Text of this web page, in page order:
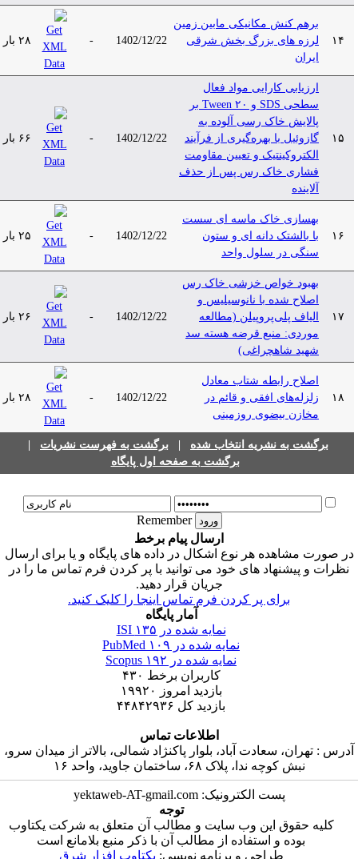
۱۴
برهم کنش مکانیکی مابین زمین
لرزه های بزرگ بخش شرقی
ایران
1402/12/22 ۲۸ بار
۱۵
ارزیابی کارایی مواد فعال
سطحی SDS و Tween ۲۰ بر
پالایش خاک رسی آلوده به
گازوئیل با بهره‌گیری از فرآیند
الکتروکینتیک و تعیین مقاومت
فشاری خاک رس پس از حذف
آلاینده
1402/12/22 ۶۶ بار
۱۶
بهسازی خاک ماسه ای سست
با بالشتک دانه ای و ستون
سنگی در سلول واحد
1402/12/22 ۲۵ بار
۱۷
بهبود خواص خزشی خاک رس
اصلاح شده با نانوسیلیس و
الیاف پلی‌پروپیلن (مطالعه
موردی: منبع قرضه هسته‌ سد
شهید شاهچراغی)
1402/12/22 ۲۶ بار
۱۸
اصلاح رابطه شتاب معادل
زلزله‌های افقی و قائم در
مخازن بیضوی روزمینی
1402/12/22 ۲۸ بار
برگشت به نشریه انتخاب شده| برگشت به فهرست نشریات|
برگشت به صفحه اول پایگاه
Remember
ارسال پیام برخط
صورت مشاهده هر نوع اشکال در داده های پایگاه و یا برای ارسال
نظرات و پیشنهاد های خود می توانید با پر کردن فرم تماس ما را در
جریان قرار دهید.
برای پر کردن فرم تماس اینجا را کلیک کنید.
آمار پایگاه
نمایه شده در ISI۱۳۵
نمایه شده در PubMed۱۰۹
نمایه شده در Scopus۱۹۲
کاربران برخط۴۳۰
بازدید امروز۱۹۹۲۰
بازدید کل ۴۴۸۴۲۹۳۶
اطلاعات تماس
: تهران، سعادت آباد، بلوار پاکنژاد شمالی، بالاتر از میدان سرو،
نبش کوچه ندا، پلاک ۶۸، ساختمان جاوید، واحد ۱۶
پست الکترونیک: yektaweb-AT-gmail.com
توجه
کلیه حقوق این وب سایت و مطالب آن متعلق به شرکت یکتاوب
بوده و استفاده از مطالب آن با ذکر منبع بلامانع است
طراحی و برنامه نویسی:یکتاوب افزار شرق